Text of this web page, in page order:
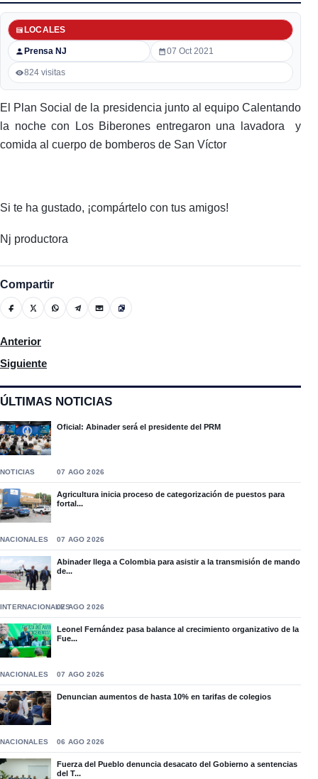
ÚLTIMAS NOTICIAS
Oficial: Abinader será el presidente del PRM
NOTICIAS 07 AGO 2026
Agricultura inicia proceso de categorización de puestos para
fortal...
NACIONALES 07 AGO 2026
Abinader llega a Colombia para asistir a la transmisión de mando
de...
INTERNACIONALES07 AGO 2026
Leonel Fernández pasa balance al crecimiento organizativo de la
Fue...
NACIONALES 07 AGO 2026
Denuncian aumentos de hasta 10% en tarifas de colegios
NACIONALES 06 AGO 2026
Fuerza del Pueblo denuncia desacato del Gobierno a sentencias
del T...
Prensa NJ
LOCALES
07 Oct 2021
824 visitas
El Plan Social de la presidencia junto al equipo Calentando
la noche con Los Biberones entregaron una lavadora y
comida al cuerpo de bomberos de San Víctor
Si te ha gustado, ¡compártelo con tus amigos!
Nj productora
Compartir
Artículo anterior: Inauguración del Jardín De Los Sueños, salón
Anterior
Artículo siguiente: El ayuntamiento de Moca rinde homenaje al
Siguiente